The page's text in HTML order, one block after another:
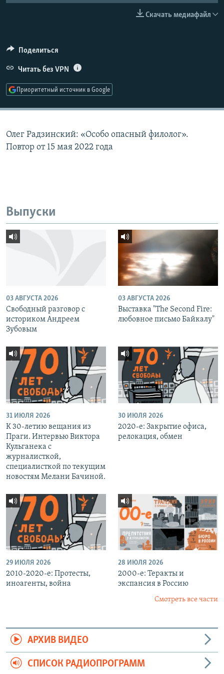
СОЦИАЛЬНЫЕ СЕТИ
Скачать медиафайл
Поделиться
Читать без VPN
Приоритетный источник в Google
Олег Радзинский: «Особо опасный филолог».
Повтор от 15 мая 2022 года
Выпуски
03 АВГУСТА 2026
Свободный разговор с
историком Андреем
Зубовым
03 АВГУСТА 2026
Выставка "The Second Fire:
любовное письмо Байкалу"
31 ИЮЛЯ 2026
К 30-летию вещания из
Праги. Интервью Виктора
Кульганека с
журналисткой,
специалисткой по текущим
новостям Мелани Бачиной.
30 ИЮЛЯ 2026
2020-е: Закрытие офиса,
релокация, обмен
29 ИЮЛЯ 2026
2010-2020-е: Протесты,
иноагенты, война
28 ИЮЛЯ 2026
2000-е: Теракты и
экспансия в Россию
Смотреть все части
АРХИВ ВИДЕО
СПИСОК РАДИОПРОГРАММ